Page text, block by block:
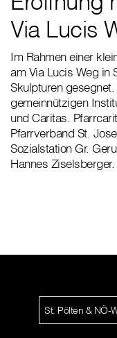
Via Lucis
Im Rahmen einer
am Via Lucis Weg in
Skulpturen
gemeinnützigen
und Caritas.
Pfarrverband St.
Sozialstation Gr.
Hannes Ziselsberger.
St. Pölten & NÖ-